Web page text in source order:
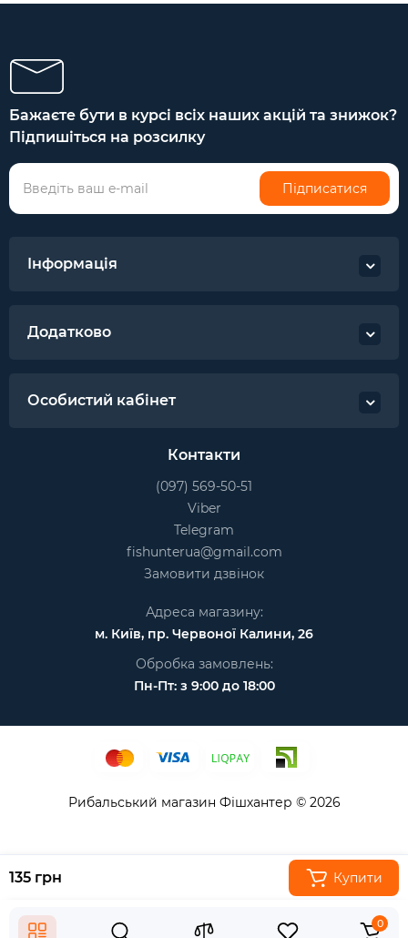
0
135 грн Купити
Бажаєте бути в курсі всіх наших акцій та знижок?
Підпишіться на розсилку
Підписатися
Інформація
Додатково
Особистий кабінет
Контакти
(097) 569-50-51
Viber
Telegram
fishunterua@gmail.com
Замовити дзвінок
Адреса магазину:
м. Київ, пр. Червоної Калини, 26
Обробка замовлень:
Пн-Пт: з 9:00 до 18:00
Рибальський магазин Фішхантер © 2026